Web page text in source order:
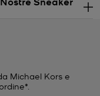
con qualsiasi capo,
pelle sono ideali da
firmate bianche senza
Michael Kors e